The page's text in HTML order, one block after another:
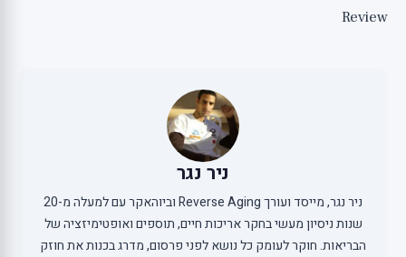
Review
ניר נגר
ניר נגר, מייסד ועורך Reverse Aging וביוהאקר עם למעלה מ-20
שנות ניסיון מעשי בחקר אריכות חיים, תוספים ואופטימיזציה של
הבריאות. חוקר לעומק כל נושא לפני פרסום, מדרג בכנות את חוזק